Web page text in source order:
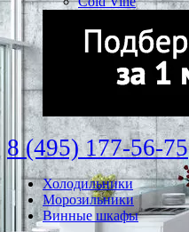
8 (495) 177-56-75
Холодильники
Морозильники
Винные шкафы